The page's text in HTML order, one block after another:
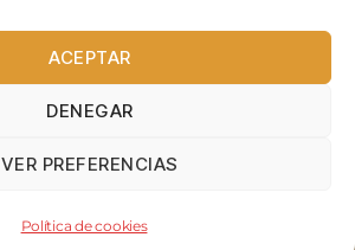
ACEPTAR
DENEGAR
VER PREFERENCIAS
Política de cookies
Birra y Torrija © 2022